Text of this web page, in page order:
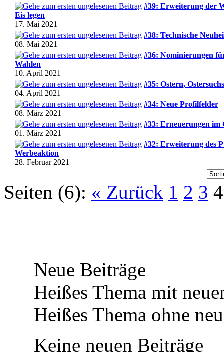
#39: Erweiterung der
Eis legen
17. Mai 2021
#38: Technische
08. Mai 2021
#36: Nominierungen
Wahlen
10. April 2021
#35: Ostern,
04. April 2021
#34: Neue Profilfelder
08. März 2021
#33: Erneuerungen im
01. März 2021
#32: Erweiterung des
Werbeaktion
28. Februar 2021
Seiten (6): « Zurück 1 2 3 4
Neue Beiträge
Heißes Thema mit
Heißes Thema ohne
Keine neuen Beiträge